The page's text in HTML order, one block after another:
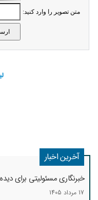
متن تصویر را وارد کنید:
آخرین اخبار
خبرنگاری مسئولیتی برای
17 مرداد 1405